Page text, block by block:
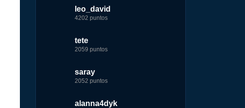
leo_david
4202 puntos
tete
2059 puntos
saray
2052 puntos
alanna4dyk
leo_david
21926 puntos
fer
7229 puntos
tete
6233 puntos
123dale
leo_david
33385 puntos
jeremy_malpieu
15444 puntos
tete
8301 puntos
123dale
nomedigas
339916 puntos
jeremy_malpieu
263186 puntos
Baba
252929 puntos
john